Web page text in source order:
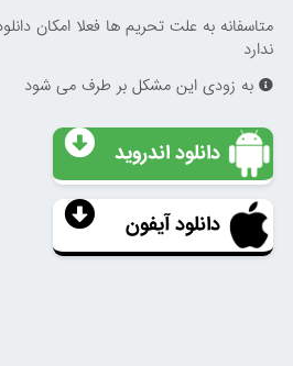
متاسفانه به علت تحریم ها فعلا امکان
ندارد
به زودی این مشکل بر طرف می شود
دانلود اندروید
دانلود آیفون